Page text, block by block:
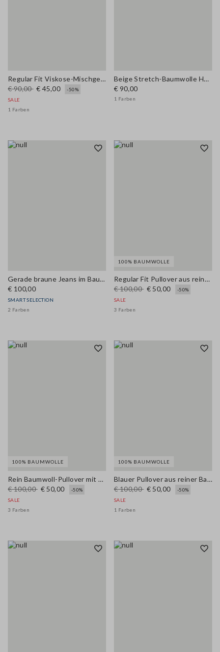
Regular Fit Viskose-Mischgewebe blaue Hose
€ 90,00 € 45,00
-50%
SALE
1 Farben
Beige Stretch-Baumwolle Hemd im Regular Fit mit Kragen
€ 90,00
1 Farben
Gerade braune Jeans im Baumwoll- und Lyocell-Mix
€ 100,00
SMART SELECTION
2 Farben
100% BAUMWOLLE
Regular Fit Pullover aus reiner Baumwolle mit mehrfarbigen Streifen und Polokragen
€ 100,00 € 50,00
-50%
SALE
3 Farben
100% BAUMWOLLE
Rein Baumwoll-Pullover mit mehrfarbigen Streifen und Polo-Kragen im Regular Fit
€ 100,00 € 50,00
-50%
SALE
3 Farben
100% BAUMWOLLE
Blauer Pullover aus reiner Baumwolle mit weißen Streifen und Oversize-Passform
€ 100,00 € 50,00
-50%
SALE
1 Farben